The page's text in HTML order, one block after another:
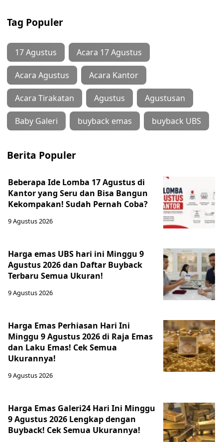
Tag Populer
17 Agustus Acara 17 Agustus
Acara Agustus Acara Kantor
Acara Tirakatan Agustus Agustusan
Baby Galeri buyback emas buyback UBS
Berita Populer
Beberapa Ide Lomba 17 Agustus di
Kantor yang Seru dan Bisa Bangun
Kekompakan! Sudah Pernah Coba?
9 Agustus 2026
Harga emas UBS hari ini Minggu 9
Agustus 2026 dan Daftar Buyback
Terbaru Semua Ukuran!
9 Agustus 2026
Harga Emas Perhiasan Hari Ini
Minggu 9 Agustus 2026 di Raja Emas
dan Laku Emas! Cek Semua
Ukurannya!
9 Agustus 2026
Harga Emas Galeri24 Hari Ini Minggu
9 Agustus 2026 Lengkap dengan
Buyback! Cek Semua Ukurannya!